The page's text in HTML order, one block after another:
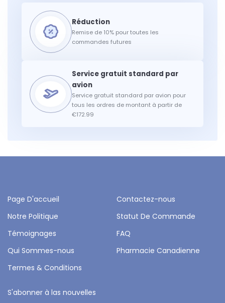
Remise de 10% pour toutes les
commandes futures
Service gratuit standard par avion pour
tous les ordres de montant à partir de
€172.99
Page D'accueil
Contactez-nous
Notre Politique
Statut De Commande
Témoignages
FAQ
Qui Sommes-nous
Pharmacie Canadienne
Termes & Conditions
S'abonner à las nouvelles